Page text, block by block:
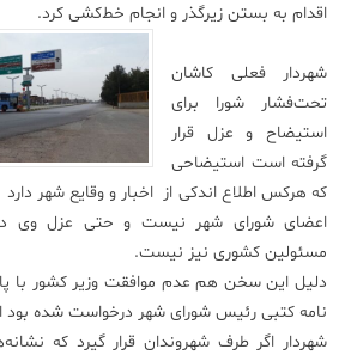
محیط
علم
و
فناوری
عکس
اقدام به بستن زیرگذر و انجام خط‌کشی کرد.
شهردار فعلی کاشان
تحت‌فشار شورا برای
استیضاح و عزل قرار
گرفته است استیضاحی
که هرکس اطلاع اندکی از اخبار و وقایع شهر
اعضای شورای شهر نیست و حتی عزل وی در
مسئولین کشوری نیز نیست.
دلیل این سخن هم عدم موافقت وزیر کشور با
نامه کتبی رئیس شورای شهر درخواست شده
شهردار اگر طرف شهروندان قرار گیرد که